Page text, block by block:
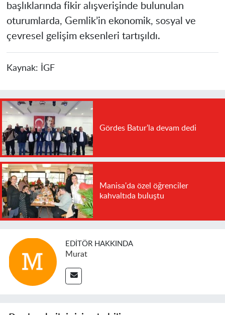
başlıklarında fikir alışverişinde bulunulan
oturumlarda, Gemlik’in ekonomik, sosyal ve
çevresel gelişim eksenleri tartışıldı.
Kaynak: İGF
Gördes Batur'la devam dedi
Manisa'da özel öğrenciler
kahvaltıda buluştu
EDITÖR HAKKINDA
Murat